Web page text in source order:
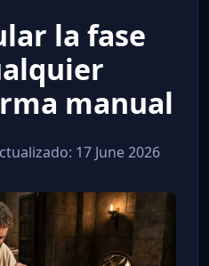
la fase
manual
17 June 2026